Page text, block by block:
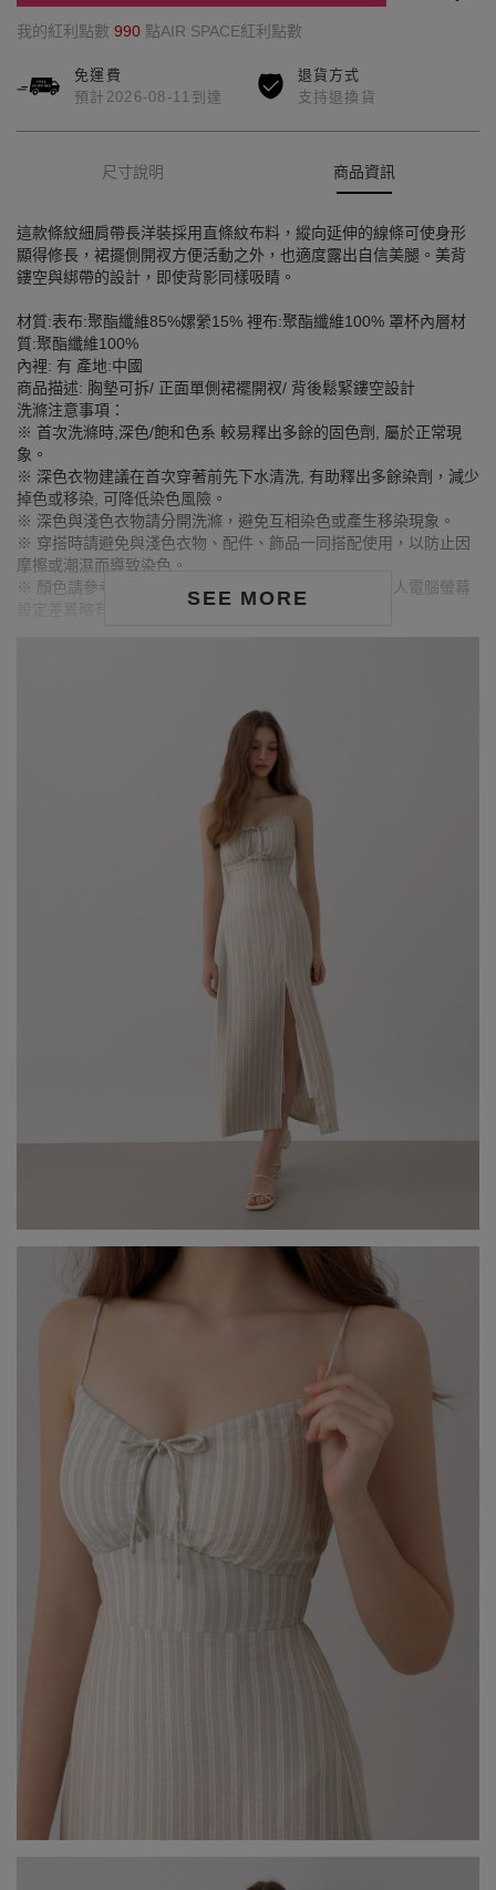
我的紅利點數 990 點AIR SPACE紅利點數
免運費
預計2026-08-11到達
退貨方式
支持退換貨
尺寸說明 商品資訊
SEE MORE
這款條紋細肩帶長洋裝採用直條紋布料，縱向延伸的線條可使身形
顯得修長，裙擺側開衩方便活動之外，也適度露出自信美腿。美背
鏤空與綁帶的設計，即使背影同樣吸睛。
材質:表布:聚酯纖維85%嫘縈15% 裡布:聚酯纖維100% 罩杯內層材
質:聚酯纖維100%
內裡: 有 產地:中國
商品描述: 胸墊可拆/ 正面單側裙襬開衩/ 背後鬆緊鏤空設計
洗滌注意事項：
※ 首次洗滌時,深色/飽和色系 較易釋出多餘的固色劑, 屬於正常現
象。
※ 深色衣物建議在首次穿著前先下水清洗, 有助釋出多餘染劑，減少
掉色或移染, 可降低染色風險。
※ 深色與淺色衣物請分開洗滌，避免互相染色或產生移染現象。
※ 穿搭時請避免與淺色衣物、配件、飾品一同搭配使用，以防止因
摩擦或潮濕而導致染色。
※ 顏色請參考單品圖片較為接近，但因圖檔顏色會因個人電腦螢幕
設定差異略有不同，請以實際商品顏色為準。
腰圍Waist：60cm／臀圍hips：89cm